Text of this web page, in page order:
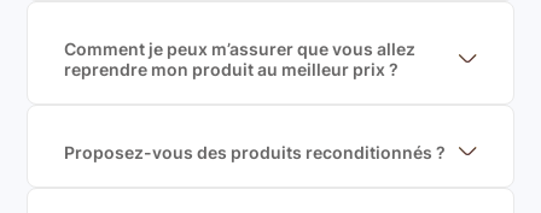
Comment je peux m’assurer que vous allez
reprendre mon produit au meilleur prix ?
garantir le meilleur prix de rachat. De plus, nous
sommes rémunéré à la commission sur la valeur de
Proposez-vous des produits reconditionnés ?